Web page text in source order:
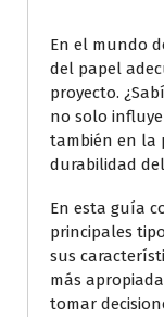
En el mundo
del papel
proyecto.
no solo
también en la
durabilidad
En esta guía
principales
sus
más
tomar